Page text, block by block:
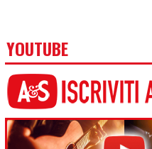
YOUTUBE